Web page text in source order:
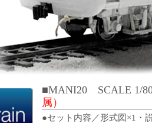
■MANI20 SCALE 1/
属）
●セット内容／形式図×1